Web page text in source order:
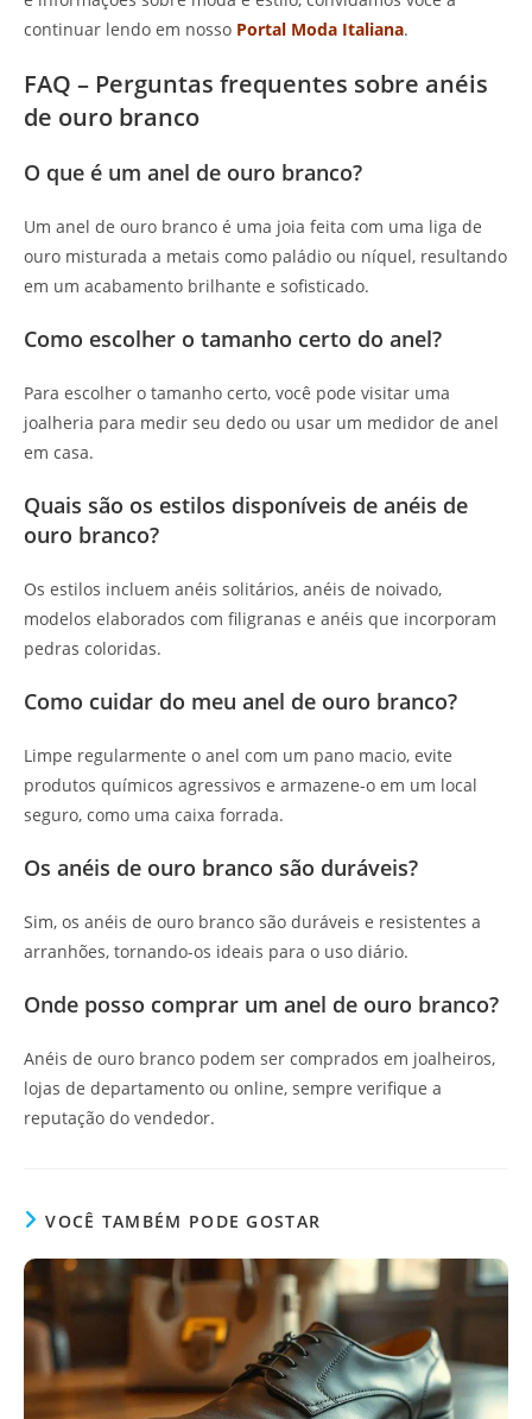
continuar lendo em nosso Portal Moda Italiana.
FAQ – Perguntas frequentes sobre anéis
de ouro branco
O que é um anel de ouro branco?
Um anel de ouro branco é uma joia feita com uma liga de
ouro misturada a metais como paládio ou níquel, resultando
em um acabamento brilhante e sofisticado.
Como escolher o tamanho certo do anel?
Para escolher o tamanho certo, você pode visitar uma
joalheria para medir seu dedo ou usar um medidor de anel
em casa.
Quais são os estilos disponíveis de anéis de
ouro branco?
Os estilos incluem anéis solitários, anéis de noivado,
modelos elaborados com filigranas e anéis que incorporam
pedras coloridas.
Como cuidar do meu anel de ouro branco?
Limpe regularmente o anel com um pano macio, evite
produtos químicos agressivos e armazene-o em um local
seguro, como uma caixa forrada.
Os anéis de ouro branco são duráveis?
Sim, os anéis de ouro branco são duráveis e resistentes a
arranhões, tornando-os ideais para o uso diário.
Onde posso comprar um anel de ouro branco?
Anéis de ouro branco podem ser comprados em joalheiros,
lojas de departamento ou online, sempre verifique a
reputação do vendedor.
VOCÊ TAMBÉM PODE GOSTAR